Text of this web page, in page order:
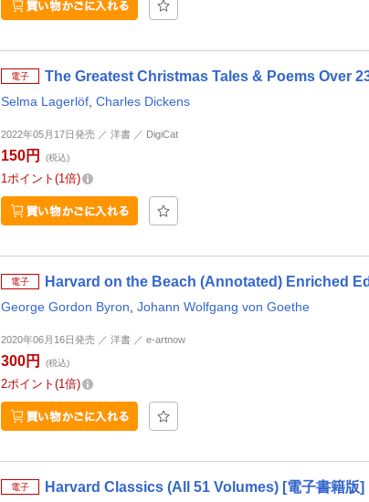
電子 The Greatest Christmas Tales & Poems Over
Selma Lagerlöf Charles Dickens
2022年05月17日発売 ／ 洋書 ／ DigiCat
150円 (税込)
1 ポイント 1倍
電子 Harvard on the Beach (Annotated) Enriched
George Gordon Byron Johann Wolfgang von Goethe
2020年06月16日発売 ／ 洋書 ／ e-artnow
300円 (税込)
2ポイント 1倍
電子 Harvard Classics (All 51 Volumes) [電子書籍版]